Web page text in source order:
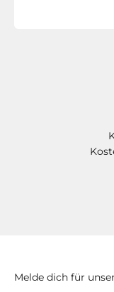
Melde dich für